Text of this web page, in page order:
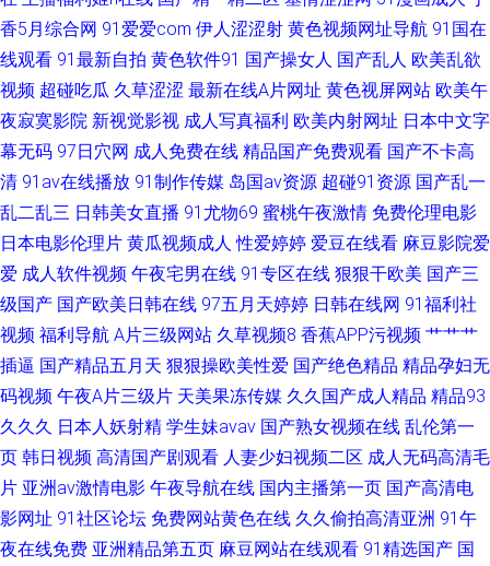
香5月综合网 91爱爱com 伊人涩涩射 黄色视频网址导航 91国在
线观看 91最新自拍 黄色软件91 国产操女人 国产乱人 欧美乱欲
视频 超碰吃瓜 久草涩涩 最新在线A片网址 黄色视屏网站 欧美午
夜寂寞影院 新视觉影视 成人写真福利 欧美内射网址 日本中文字
幕无码 97日穴网 成人免费在线 精品国产免费观看 国产不卡高
清 91av在线播放 91制作传媒 岛国av资源 超碰91资源 国产乱一
乱二乱三 日韩美女直播 91尤物69 蜜桃午夜激情 免费伦理电影
日本电影伦理片 黄瓜视频成人 性爱婷婷 爱豆在线看 麻豆影院爱
爱 成人软件视频 午夜宅男在线 91专区在线 狠狠干欧美 国产三
级国产 国产欧美日韩在线 97五月天婷婷 日韩在线网 91福利社
视频 福利导航 A片三级网站 久草视频8 香蕉APP污视频 艹艹艹
插逼 国产精品五月天 狠狠操欧美性爱 国产绝色精品 精品孕妇无
码视频 午夜A片三级片 天美果冻传媒 久久国产成人精品 精品93
久久久 日本人妖射精 学生妹avav 国产熟女视频在线 乱伦第一
页 韩日视频 高清国产剧观看 人妻少妇视频二区 成人无码高清毛
片 亚洲av激情电影 午夜导航在线 国内主播第一页 国产高清电
影网址 91社区论坛 免费网站黄色在线 久久偷拍高清亚洲 91午
夜在线免费 亚洲精品第五页 麻豆网站在线观看 91精选国产 国